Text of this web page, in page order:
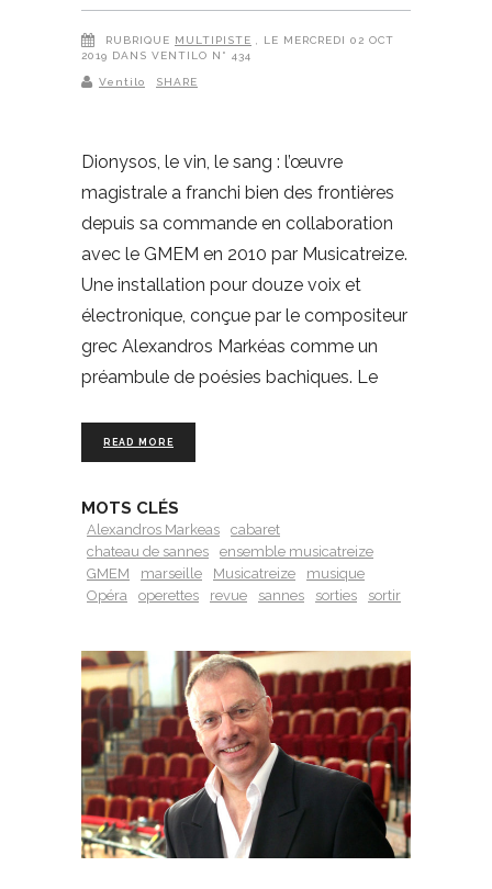
RUBRIQUE MULTIPISTE
, LE MERCREDI 02 OCT
2019 DANS VENTILO N° 434
Ventilo SHARE
Dionysos, le vin, le sang : l’œuvre
magistrale a franchi bien des frontières
depuis sa commande en collaboration
avec le GMEM en 2010 par Musicatreize.
Une installation pour douze voix et
électronique, conçue par le compositeur
grec Alexandros Markéas comme un
préambule de poésies bachiques. Le
READ MORE
MOTS CLÉS
Alexandros Markeas
cabaret
chateau de sannes
ensemble musicatreize
GMEM
marseille Musicatreize
musique
Opéra
operettes revue sannes sorties sortir